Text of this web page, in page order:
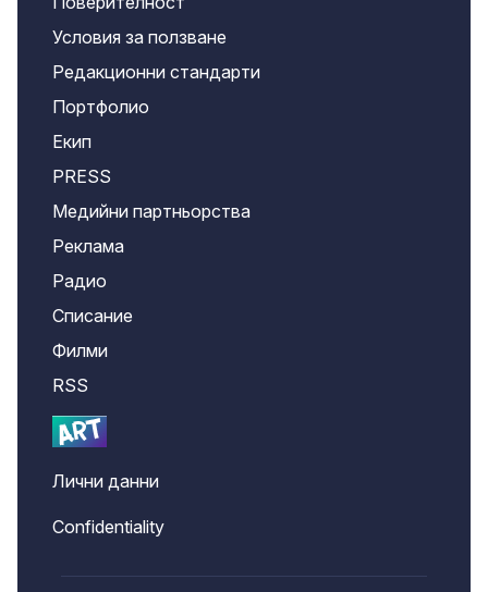
Условия за ползване
Редакционни стандарти
Портфолио
Екип
PRESS
Медийни партньорства
Реклама
Радио
Списание
Филми
RSS
Лични данни
Confidentiality